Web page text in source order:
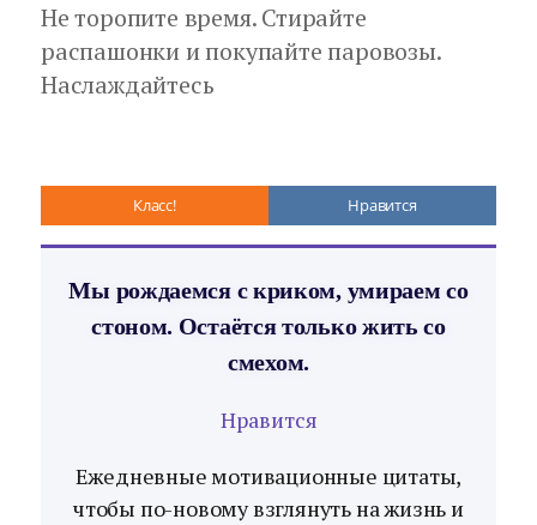
Не торопите время. Стирайте
распашонки и покупайте паровозы.
Наслаждайтесь
Класс! Нравится
Мы рождаемся с криком, умираем со
стоном. Остаётся только жить со
смехом.
Нравится
Ежедневные мотивационные цитаты,
чтобы по-новому взглянуть на жизнь и